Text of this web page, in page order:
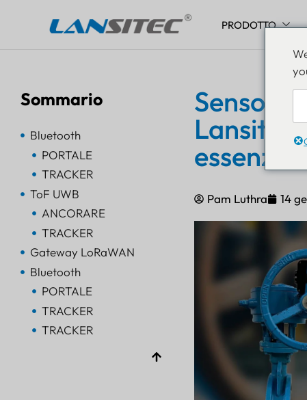
PRODOTTO
Sommario
Bluetooth
PORTALE
TRACKER
ToF UWB
ANCORARE
TRACKER
Gateway LoRaWAN
Bluetooth
PORTALE
TRACKER
TRACKER
Sensore
Lansitec
Pam Luthra 14